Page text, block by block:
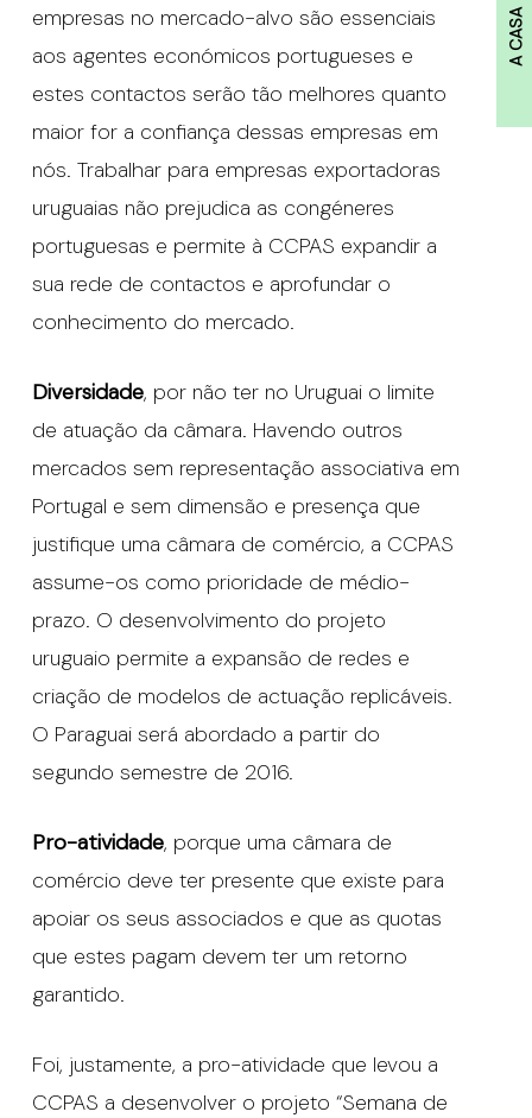
A CASA
empresas no mercado-alvo são essenciais
aos agentes económicos portugueses e
estes contactos serão tão melhores quanto
maior for a confiança dessas empresas em
nós. Trabalhar para empresas exportadoras
uruguaias não prejudica as congéneres
portuguesas e permite à CCPAS expandir a
sua rede de contactos e aprofundar o
conhecimento do mercado.
Diversidade, por não ter no Uruguai o limite
de atuação da câmara. Havendo outros
mercados sem representação associativa em
Portugal e sem dimensão e presença que
justifique uma câmara de comércio, a CCPAS
assume-os como prioridade de médio-
prazo. O desenvolvimento do projeto
uruguaio permite a expansão de redes e
criação de modelos de actuação replicáveis.
O Paraguai será abordado a partir do
segundo semestre de 2016.
Pro-atividade, porque uma câmara de
comércio deve ter presente que existe para
apoiar os seus associados e que as quotas
que estes pagam devem ter um retorno
garantido.
Foi, justamente, a pro-atividade que levou a
CCPAS a desenvolver o projeto “Semana de